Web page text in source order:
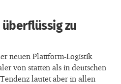
zu
neuen Plattform-Logistik
von statten als in deutschen
lautet aber in allen